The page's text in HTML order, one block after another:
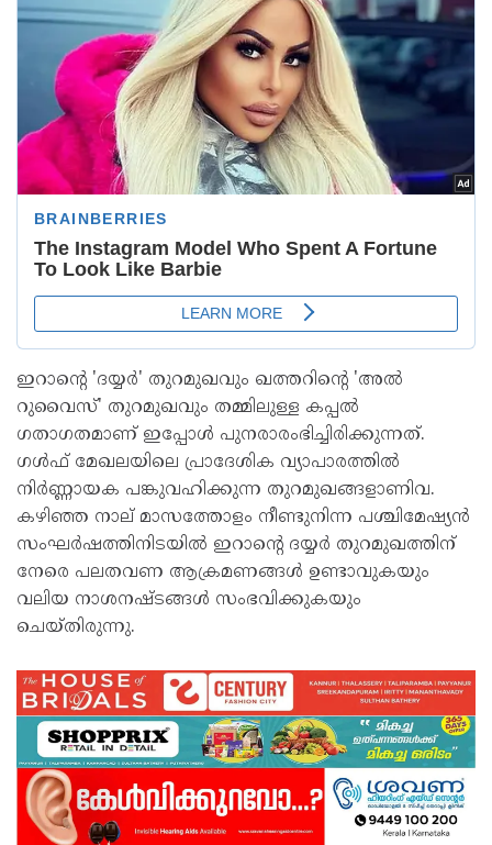
ഇറാന്റെ 'ദയ്യര്‍' തുറമുഖവും ഖത്തറിന്റെ 'അല്‍
റുവൈസ്' തുറമുഖവും തമ്മിലുള്ള കപ്പല്‍
ഗതാഗതമാണ് ഇപ്പോള്‍ പുനരാരംഭിച്ചിരിക്കുന്നത്.
ഗള്‍ഫ് മേഖലയിലെ പ്രാദേശിക വ്യാപാരത്തില്‍
നിര്‍ണ്ണായക പങ്കുവഹിക്കുന്ന തുറമുഖങ്ങളാണിവ.
കഴിഞ്ഞ നാല് മാസത്തോളം നീണ്ടുനിന്ന പശ്ചിമേഷ്യന്‍
സംഘര്‍ഷത്തിനിടയില്‍ ഇറാന്റെ ദയ്യര്‍ തുറമുഖത്തിന്
നേരെ പലതവണ ആക്രമണങ്ങള്‍ ഉണ്ടാവുകയും
വലിയ നാശനഷ്ടങ്ങള്‍ സംഭവിക്കുകയും
ചെയ്തിരുന്നു.